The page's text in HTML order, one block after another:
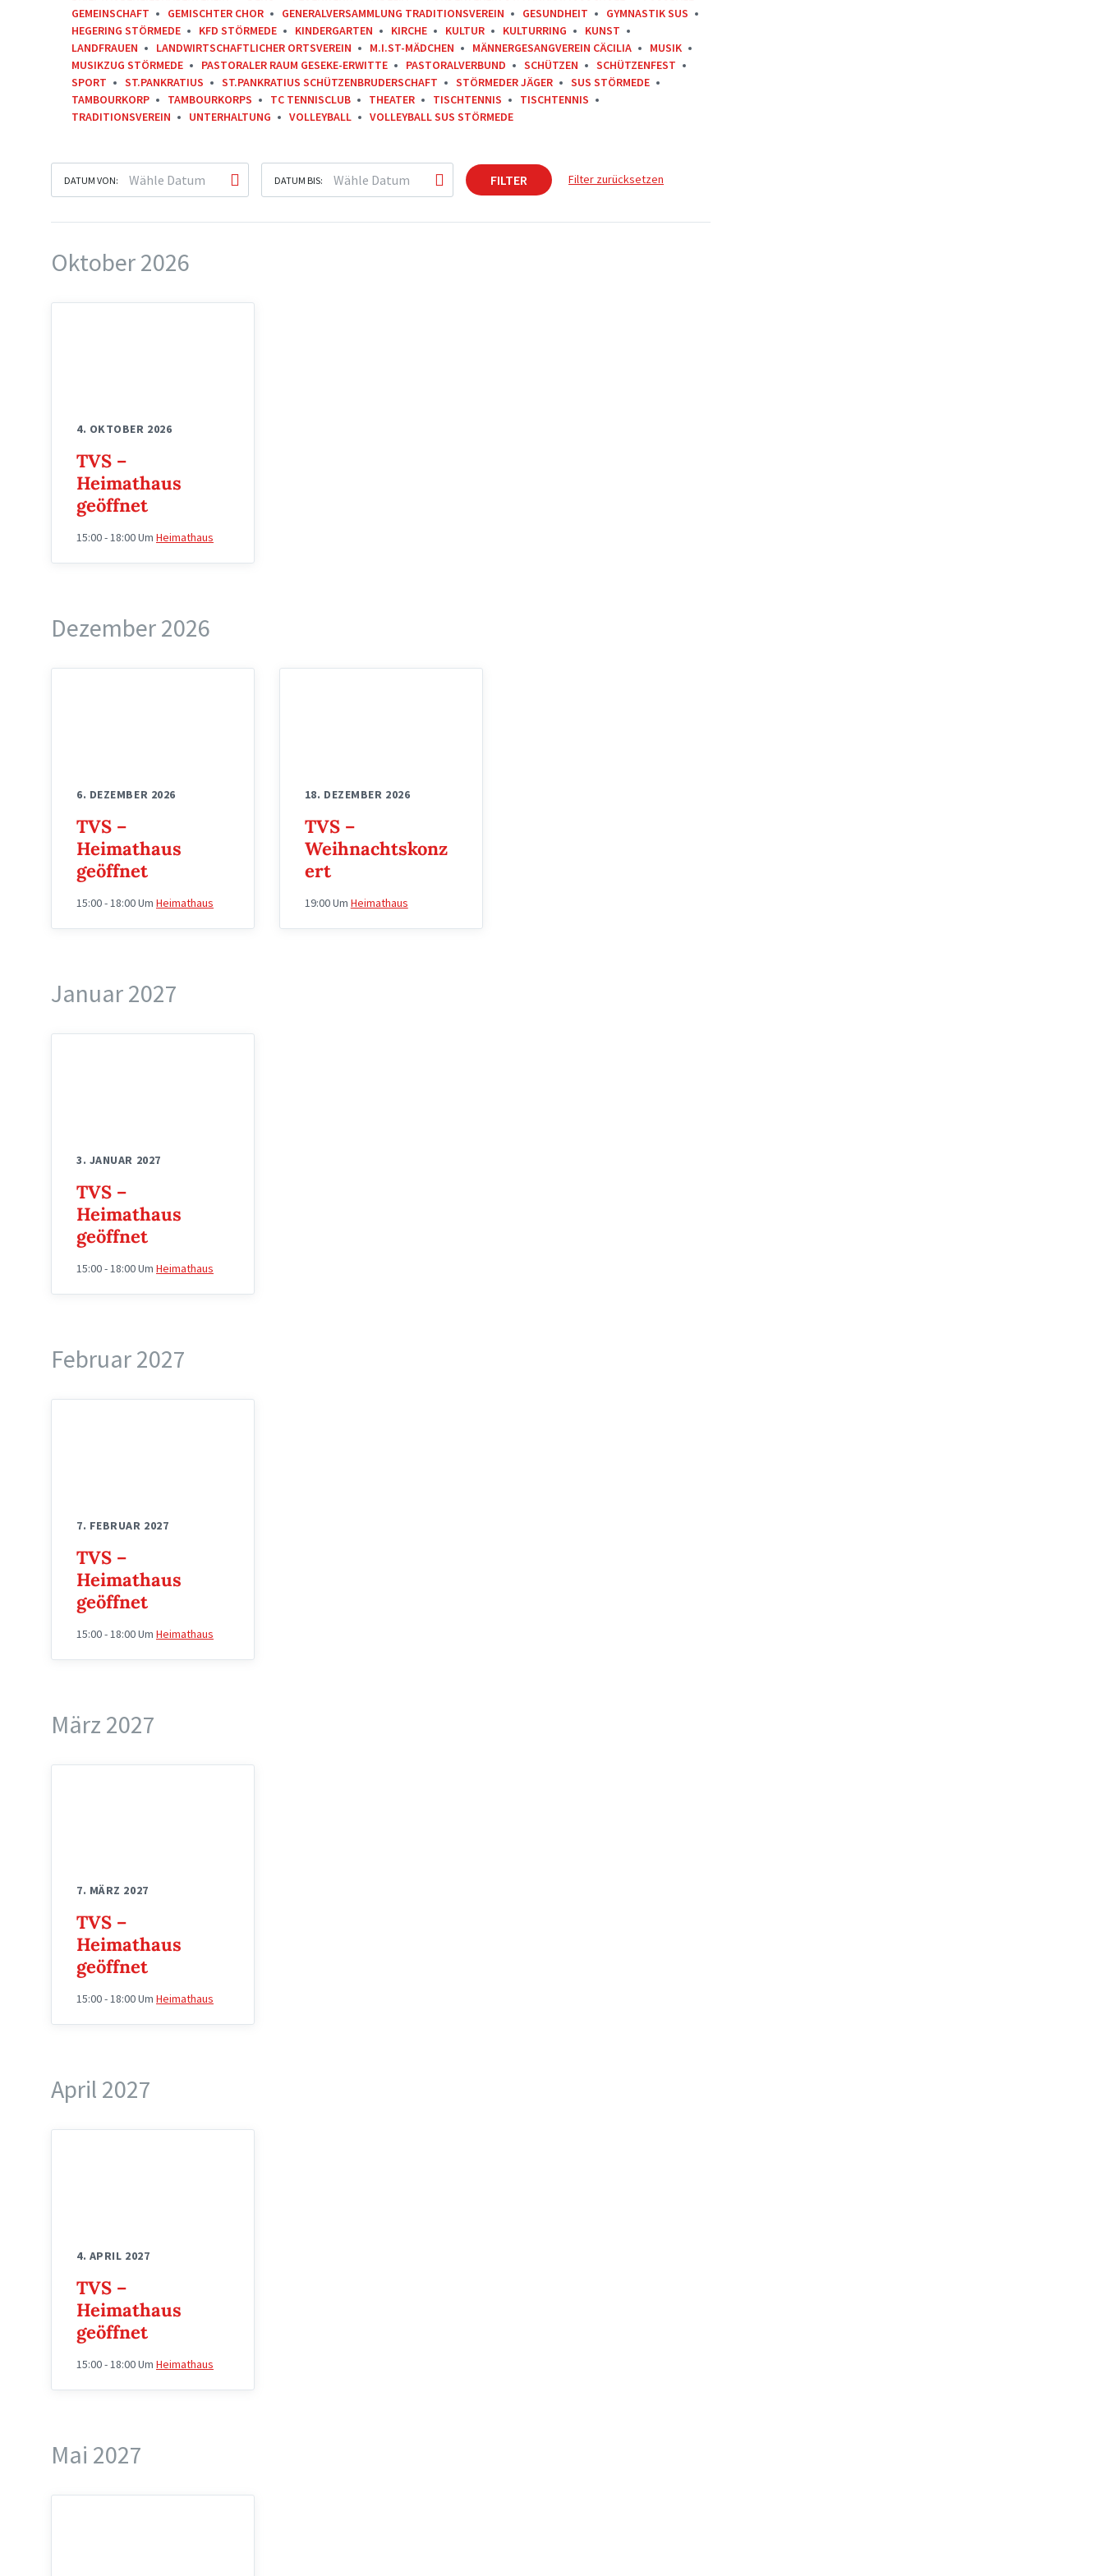
GEMEINSCHAFT
GEMISCHTER CHOR GENERALVERSAMMLUNG TRADITIONSVEREIN GESUNDHEIT
GYMNASTIK SUS
HEGERING STÖRMEDE
KFD STÖRMEDE KINDERGARTEN KIRCHE KULTUR KULTURRING
KUNST
LANDFRAUEN
LANDWIRTSCHAFTLICHER ORTSVEREIN M.I.ST-MÄDCHEN MÄNNERGESANGVEREIN CÄCILIA
MUSIK
MUSIKZUG STÖRMEDE
PASTORALER RAUM GESEKE-ERWITTE PASTORALVERBUND SCHÜTZEN
SCHÜTZENFEST
SPORT
ST.PANKRATIUS ST.PANKRATIUS SCHÜTZENBRUDERSCHAFT STÖRMEDER JÄGER
SUS STÖRMEDE
TAMBOURKORP
TAMBOURKORPS TC TENNISCLUB THEATER TISCHTENNIS
TISCHTENNIS
TRADITIONSVEREIN
UNTERHALTUNG VOLLEYBALL VOLLEYBALL SUS STÖRMEDE
DATUM VON: DATUM BIS: FILTER Filter zurücksetzen
Oktober 2026
4. OKTOBER 2026
TVS –
Heimathaus
geöffnet
15:00 - 18:00Um Heimathaus
Dezember 2026
6. DEZEMBER 2026
TVS –
Heimathaus
geöffnet
15:00 - 18:00Um Heimathaus
18. DEZEMBER 2026
TVS –
Weihnachtskonz
ert
19:00Um Heimathaus
Januar 2027
3. JANUAR 2027
TVS –
Heimathaus
geöffnet
15:00 - 18:00Um Heimathaus
Februar 2027
7. FEBRUAR 2027
TVS –
Heimathaus
geöffnet
15:00 - 18:00Um Heimathaus
März 2027
7. MÄRZ 2027
TVS –
Heimathaus
geöffnet
15:00 - 18:00Um Heimathaus
April 2027
4. APRIL 2027
TVS –
Heimathaus
geöffnet
15:00 - 18:00Um Heimathaus
Mai 2027